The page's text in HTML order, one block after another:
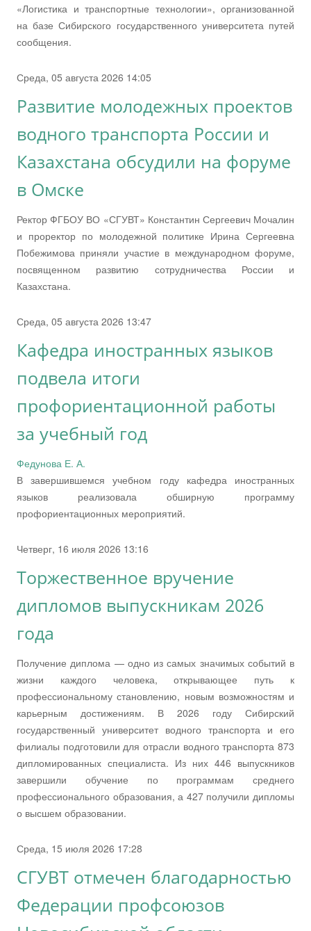
«Логистика и транспортные технологии», организованной
на базе Сибирского государственного университета путей
сообщения.
Среда, 05 августа 2026 14:05
Развитие молодежных проектов
водного транспорта России и
Казахстана обсудили на форуме
в Омске
Ректор ФГБОУ ВО «СГУВТ» Константин Сергеевич Мочалин
и проректор по молодежной политике Ирина Сергеевна
Побежимова приняли участие в международном форуме,
посвященном развитию сотрудничества России и
Казахстана.
Среда, 05 августа 2026 13:47
Кафедра иностранных языков
подвела итоги
профориентационной работы
за учебный год
Федунова Е. А.
В завершившемся учебном году кафедра иностранных
языков реализовала обширную программу
профориентационных мероприятий.
Четверг, 16 июля 2026 13:16
Торжественное вручение
дипломов выпускникам 2026
года
Получение диплома — одно из самых значимых событий в
жизни каждого человека, открывающее путь к
профессиональному становлению, новым возможностям и
карьерным достижениям. В 2026 году Сибирский
государственный университет водного транспорта и его
филиалы подготовили для отрасли водного транспорта 873
дипломированных специалиста. Из них 446 выпускников
завершили обучение по программам среднего
профессионального образования, а 427 получили дипломы
о высшем образовании.
Среда, 15 июля 2026 17:28
СГУВТ отмечен благодарностью
Федерации профсоюзов